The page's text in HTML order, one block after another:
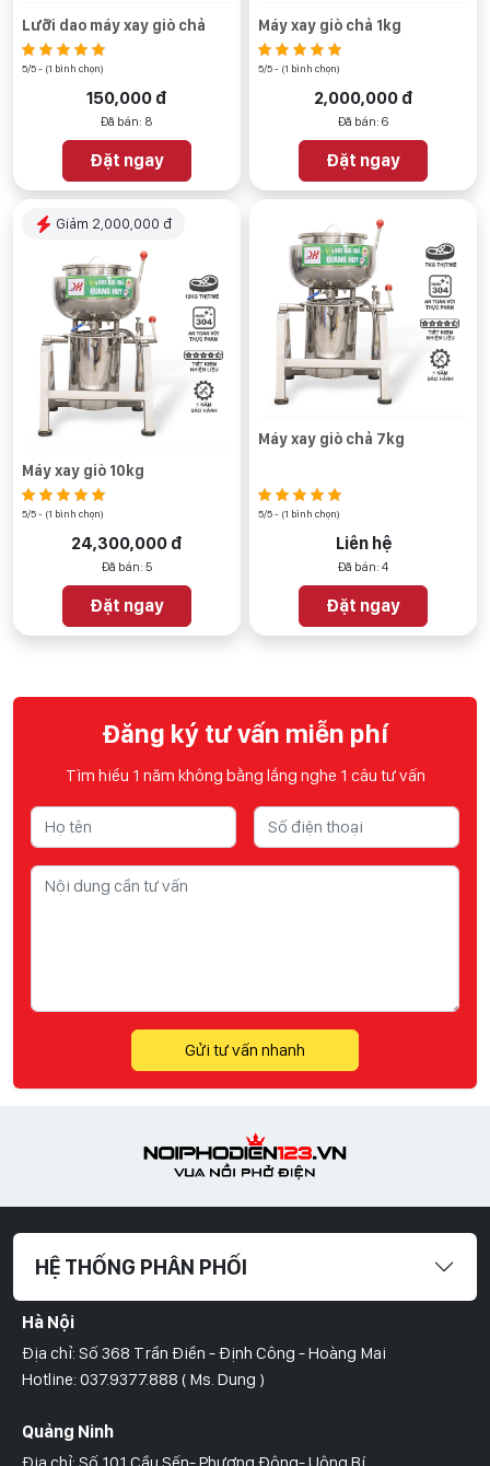
Lưỡi dao máy xay giò chả
5/5 - (1 bình chọn)
150,000 đ
Đã bán: 8
Đặt ngay
Máy xay giò chả 1kg
5/5 - (1 bình chọn)
2,000,000 đ
Đã bán: 6
Đặt ngay
Giảm 2,000,000 đ
Máy xay giò 10kg
5/5 - (1 bình chọn)
24,300,000 đ
Đã bán: 5
Đặt ngay
Máy xay giò chả 7kg
5/5 - (1 bình chọn)
Liên hệ
Đã bán: 4
Đặt ngay
Đăng ký tư vấn miễn phí
Tìm hiểu 1 năm không bằng lắng nghe 1 câu tư vấn
Gửi tư vấn nhanh
HỆ THỐNG PHÂN PHỐI
Hà Nội
Địa chỉ: Số 368 Trần Điền - Định Công - Hoàng Mai
Hotline: 037.9377.888 ( Ms. Dung )
Quảng Ninh